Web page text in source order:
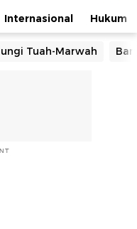
Internasional Hukum
Tuah-Marwah